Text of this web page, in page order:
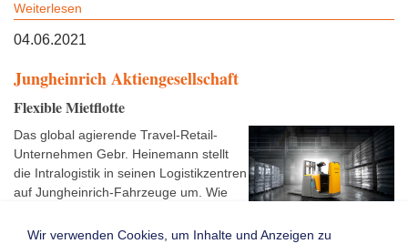
Weiterlesen
04.06.2021
Jungheinrich Aktiengesellschaft
Flexible Mietflotte
Das global agierende Travel-Retail-
Unternehmen Gebr. Heinemann stellt
die Intralogistik in seinen Logistikzentren
auf Jungheinrich-Fahrzeuge um. Wie
Unternehmen, das weltweit rund 600 ...
Wir verwenden Cookies, um Inhalte und Anzeigen zu